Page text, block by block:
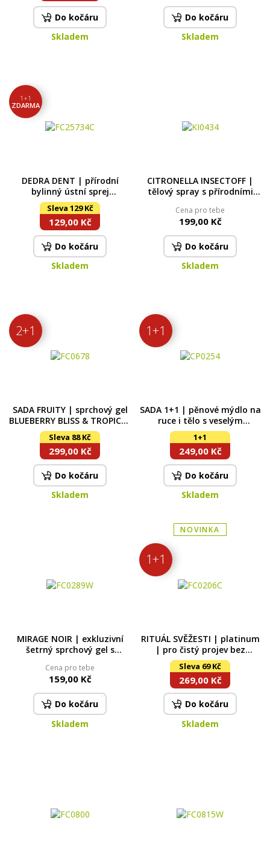
Do kočáru
Skladem
Do kočáru
Skladem
1+1
ZDARMA
DEDRA DENT | přírodní
bylinný ústní sprej
MENTHOL & FRESH s mátou,
tymiánem & hřebíčkem | 2
ks x 30 ml
Sleva 129 Kč
129,00 Kč
Do kočáru
Skladem
CITRONELLA INSECTOFF |
tělový spray s přírodními
před hmyzem 100 ml
Cena pro tebe
199,00 Kč
Do kočáru
Skladem
2+1
SADA FRUITY | sprchový gel
BLUEBERRY BLISS & TROPICAL
DREAM & tekuté mýdlo
Sleva 88 Kč
299,00 Kč
Do kočáru
Skladem
1+1
SADA 1+1 | pěnové mýdlo na
ruce i tělo s veselým
napěňovačem DAISY FLOWER
| 2×300 ml
1+1
249,00 Kč
Do kočáru
Skladem
MIRAGE NOIR | exkluzivní
šetrný sprchový gel s
ml
Cena pro tebe
159,00 Kč
Do kočáru
Skladem
NOVINKA
1+1
RITUÁL SVĚŽESTI | platinum
| pro čistý projev bez
rušivých tónů | šetrný
sprchový gel & deodorant s
phyto-antiperspiračním
komplexem | 320 ml + 75 ml
Sleva 69 Kč
269,00 Kč
Do kočáru
Skladem